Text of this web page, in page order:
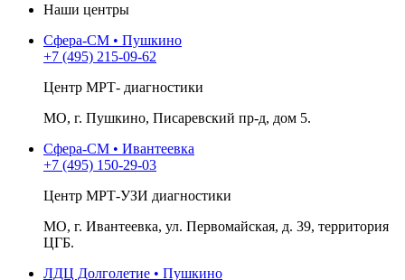
Наши центры
Сфера-СМ • Пушкино
+7 (495) 215-09-62
Центр МРТ- диагностики
МО, г. Пушкино, Писаревский пр-д, дом 5.
Сфера-СМ • Ивантеевка
+7 (495) 150-29-03
Центр МРТ-УЗИ диагностики
МО, г. Ивантеевка, ул. Первомайская, д. 39, территория
ЦГБ.
ЛДЦ Долголетие • Пушкино